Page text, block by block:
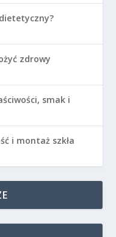
zdrowy
smak i
i montaż szkła